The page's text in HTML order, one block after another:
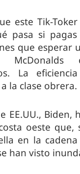
este Tik-
pasa si
que esperar
McDonalds
La
la clase obrera.
EE.UU.,
oeste que,
en la
han visto